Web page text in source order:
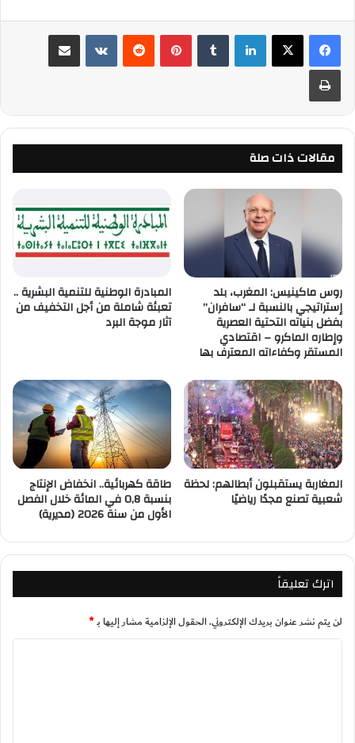
لينكدإن بينتيريست
مقالات ذات صلة
روس ماكينيس: المغرب، بلد
إستراتيجي بالنسبة لـ “سافران”
بفضل بنياته التحتية العصرية
وإطاره الماكرو – اقتصادي
المستقر وكفاءاته المعترف بها
المبادرة الوطنية للتنمية البشرية ..
تعبئة شاملة من أجل التخفيف من
آثار موجة البرد
المغاربة يستقبلون أبطالهم: لحظة
شعبية تصنع مجدًا رياضيًا
طاقة كهربائية.. انخفاض الإنتاج
بنسبة 0,8 في المائة خلال الفصل
الأول من سنة 2026 (مديرية)
اترك تعليقاً
لن يتم نشر عنوان بريدك الإلكتروني.الحقول الإلزامية مشار إليها بـ*